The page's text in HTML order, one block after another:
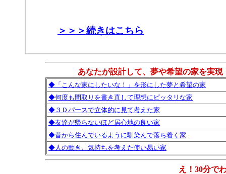
＞＞＞続きはこちら
あなたが設計して、夢や希望の家を実
◆「こんな家にしたいな！」を形にした夢と希望の家
◆何度も間取りを書き直して理想にピッタリな家
◆３Ｄパースで立体的に見て考えた家
◆友達が帰らないほど居心地の良い家
◆昔から住んでいるように馴染んで落ち着く家
◆人の動き、気持ちを考えた使い易い家
え！30分で